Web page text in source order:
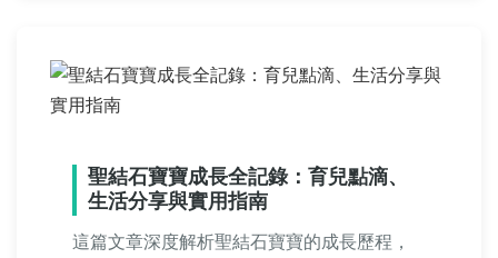
聖結石寶寶成長全記錄：育兒點滴、
生活分享與實用指南
這篇文章深度解析聖結石寶寶的成長歷程，